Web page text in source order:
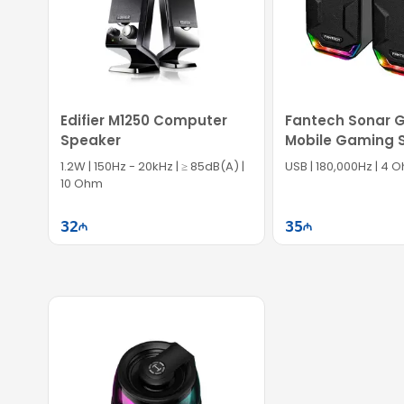
oxşayır.
Hopestar P17 Blue – istənilən yerdə musiqidən
Edifier M1250 Computer
Speaker
1.2W | 150Hz - 20kHz | ≥ 85dB(A) |
10 Ohm
32
Fantech Sonar
Mobile Gaming
USB | 180,000Hz | 4
35